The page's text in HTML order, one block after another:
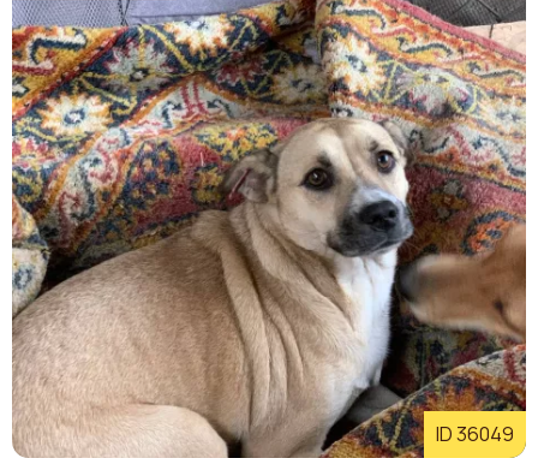
ID 36049